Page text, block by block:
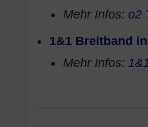
Mehr Infos: o2
1&1 Breitband
Mehr Infos: